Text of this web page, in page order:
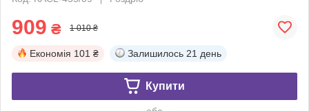
909 ₴ 1 010 ₴
Економія 101 ₴ Залишилось 21 день
Купити